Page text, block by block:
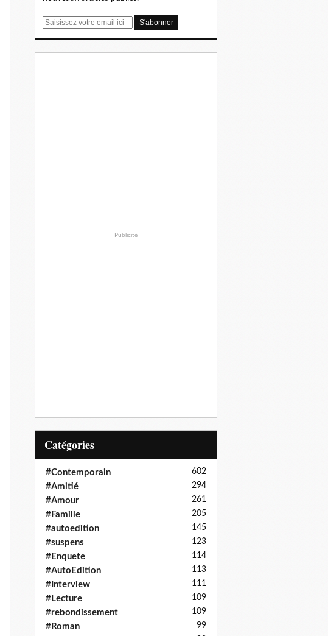
E
Publicité
Catégories
#Contemporain 602
#Amitié 294
#Amour 261
#Famille 205
#autoedition 145
#suspens 123
#Enquete 114
#AutoEdition 113
#Interview 111
#Lecture 109
#rebondissement 109
#Roman 99